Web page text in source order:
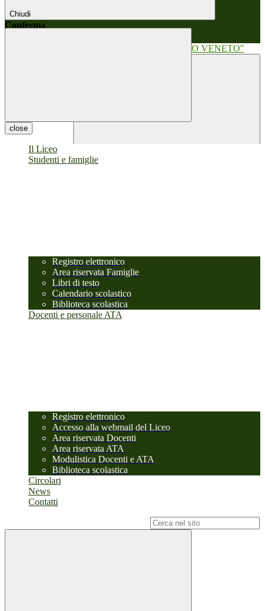
Chiudi
Conferma
close
Il Liceo
Studenti e famiglie
Registro elettronico
Area riservata Famiglie
Libri di testo
Calendario scolastico
Biblioteca scolastica
Docenti e personale ATA
Registro elettronico
Accesso alla webmail del Liceo
Area riservata Docenti
Area riservata ATA
Modulistica Docenti e ATA
Biblioteca scolastica
Circolari
News
Contatti